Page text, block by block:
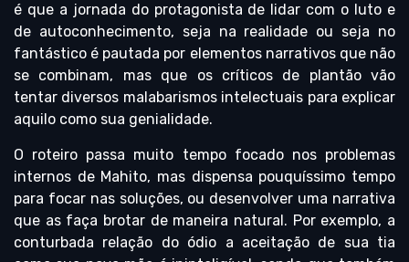
é que a jornada do protagonista de lidar com o luto e
de autoconhecimento, seja na realidade ou seja no
fantástico é pautada por elementos narrativos que não
se combinam, mas que os críticos de plantão vão
tentar diversos malabarismos intelectuais para explicar
aquilo como sua genialidade.
O roteiro passa muito tempo focado nos problemas
internos de Mahito, mas dispensa pouquíssimo tempo
para focar nas soluções, ou desenvolver uma narrativa
que as faça brotar de maneira natural. Por exemplo, a
conturbada relação do ódio a aceitação de sua tia